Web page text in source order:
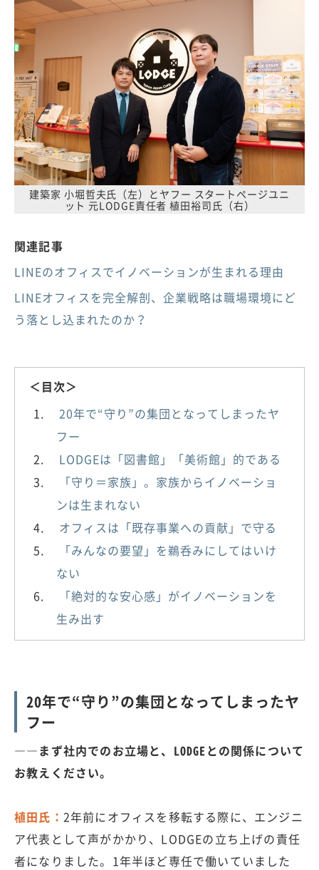
建築家 小堀哲夫氏（左）とヤフー スタートページユニ
ット 元LODGE責任者 植田裕司氏（右）
関連記事
LINEのオフィスでイノベーションが生まれる理由
LINEオフィスを完全解剖、企業戦略は職場環境にど
う落とし込まれたのか？
＜目次＞
20年で“守り”の集団となってしまったヤ
フー
LODGEは「図書館」「美術館」的である
「守り＝家族」。家族からイノベーショ
ンは生まれない
オフィスは「既存事業への貢献」で守る
「みんなの要望」を鵜呑みにしてはいけ
ない
「絶対的な安心感」がイノベーションを
生み出す
20年で“守り”の集団となってしまったヤ
フー
――まず社内でのお立場と、LODGEとの関係について
お教えください。
植田氏： 2年前にオフィスを移転する際に、エンジニ
ア代表として声がかかり、LODGEの立ち上げの責任
者になりました。1年半ほど専任で働いていました